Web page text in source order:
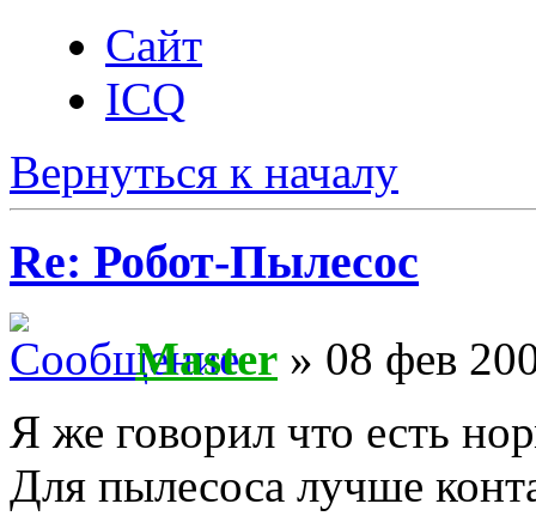
Сайт
ICQ
Вернуться к началу
Re: Робот-Пылесос
Master » 08 фев
Я же говорил что есть
Для пылесоса лучше